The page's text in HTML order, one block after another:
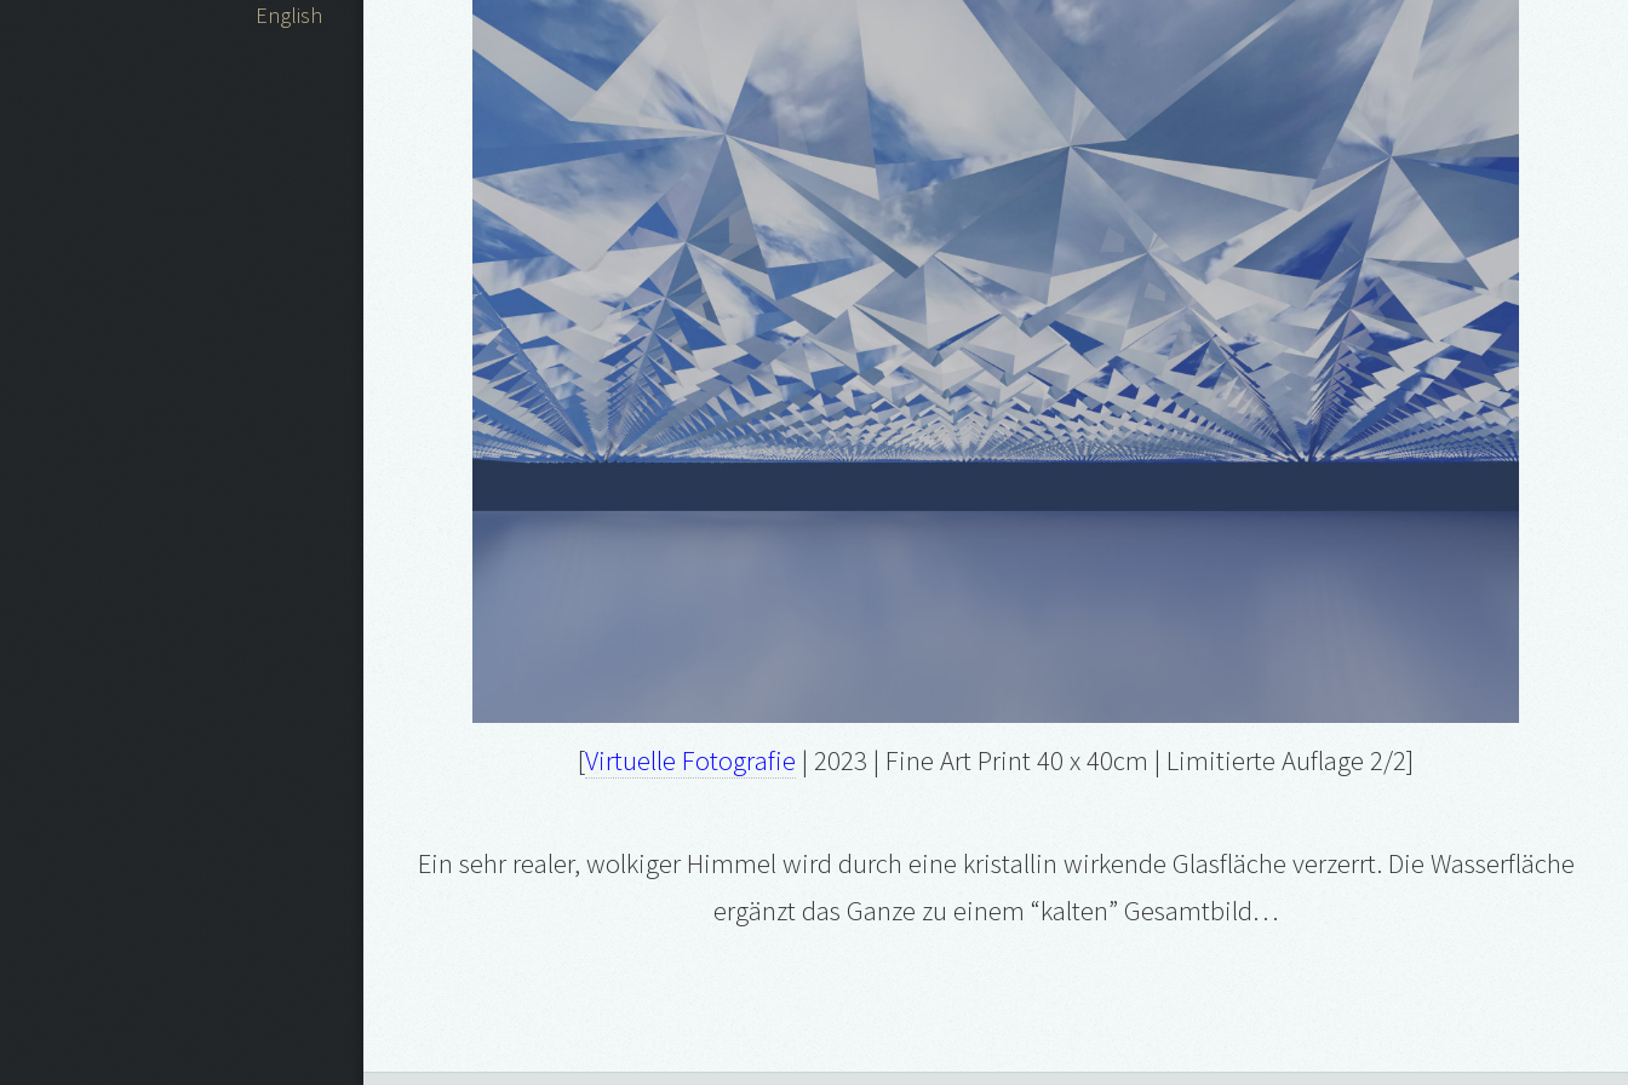
English
[Virtuelle Fotografie | 2023 | Fine Art Print 40 x 40cm | Limitierte Auflage 2/2]
Ein sehr realer, wolkiger Himmel wird durch eine kristallin wirkende Glasfläche verzerrt. Die Wasserfläche
ergänzt das Ganze zu einem “kalten” Gesamtbild…